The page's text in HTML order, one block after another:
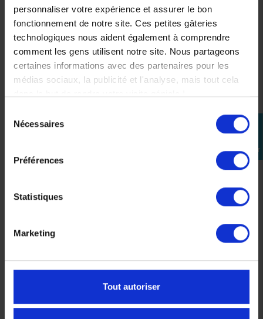
personnaliser votre expérience et assurer le bon
fonctionnement de notre site. Ces petites gâteries
technologiques nous aident également à comprendre
comment les gens utilisent notre site. Nous partageons
certaines informations avec des partenaires pour les
médias sociaux, la publicité et l'analyse, mais tout cela
Nécessaires
Préférences
Statistiques
Marketing
Tout autoriser
perm_identity
connecter
-10%
Protection De Carter
85,08 €
Silencieux Akrapovic
pour KTM 790/890
1 198,98 €